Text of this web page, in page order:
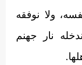
ولا نوفقه
نار جهنم